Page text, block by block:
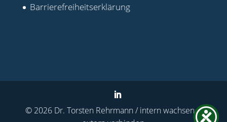
Barrierefreiheitserklärung
© 2026 Dr. Torsten Rehrmann / intern wachsen +